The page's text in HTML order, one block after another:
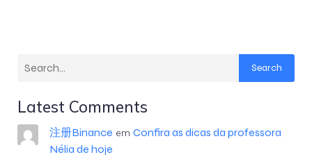
Search
Latest Comments
注册Binance em Confira as dicas da professora
Nélia de hoje